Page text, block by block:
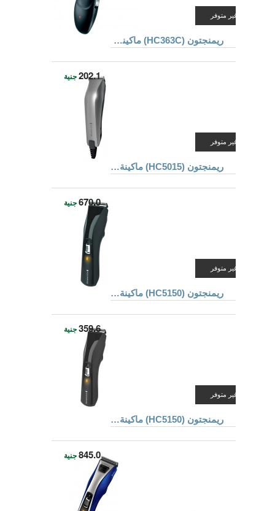
غير متوفر
ريمنجتون (HC363C) ماكينة قص الشعر
غير متوفر
202.1جنية
ريمنجتون (HC5015) ماكينة قص الشعر للمبتدئين
غير متوفر
670.0جنية
ريمنجتون (HC5150) ماكينة قص الشعر
غير متوفر
359.6جنية
ريمنجتون (HC5150) ماكينة قص الشعر
845.0جنية